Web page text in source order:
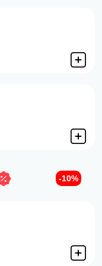
-10%